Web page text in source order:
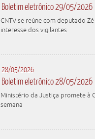
Boletim eletrônico 29/05/2026
CNTV se reúne com deputado
interesse dos vigilantes
28/05/2026
Boletim eletrônico 28/05/2026
Ministério da Justiça promete à
semana